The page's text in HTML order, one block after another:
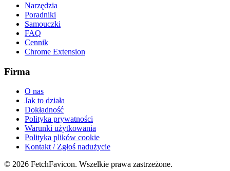
Narzędzia
Poradniki
Samouczki
FAQ
Cennik
Chrome Extension
Firma
O nas
Jak to działa
Dokładność
Polityka prywatności
Warunki użytkowania
Polityka plików cookie
Kontakt / Zgłoś nadużycie
© 2026 FetchFavicon. Wszelkie prawa zastrzeżone.